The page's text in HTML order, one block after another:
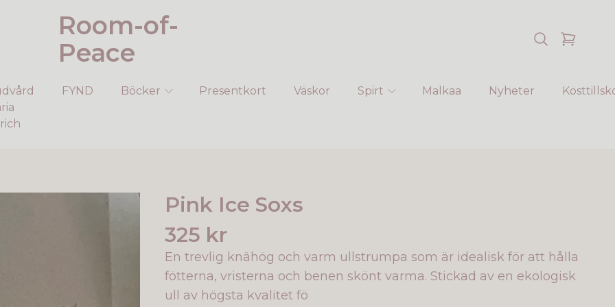
Room-of-
Peace
FYND Böcker Presentkort Väskor Spirt Malkaa Nyheter
Pink Ice Soxs
325 kr
En trevlig knähög och varm ullstrumpa som är idealisk för att hålla
fötterna, vristerna och benen skönt varma. Stickad av en ekologisk
ull av högsta kvalitet fö